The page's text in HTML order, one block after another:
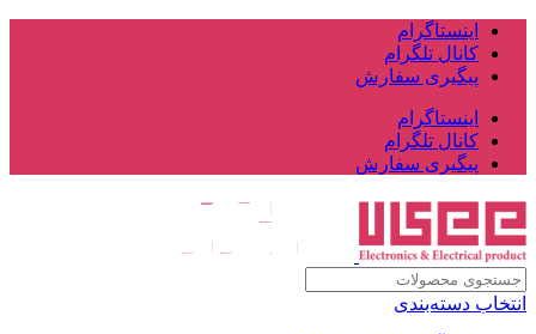
اینستاگرام
کانال تلگرام
پیگیری سفارش
اینستاگرام
کانال تلگرام
پیگیری سفارش
انتخاب دسته‌بندی